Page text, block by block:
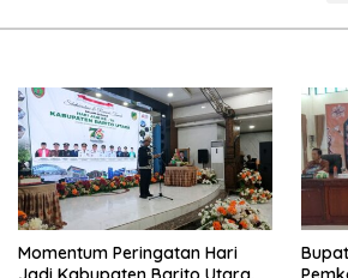
Momentum Peringatan Hari